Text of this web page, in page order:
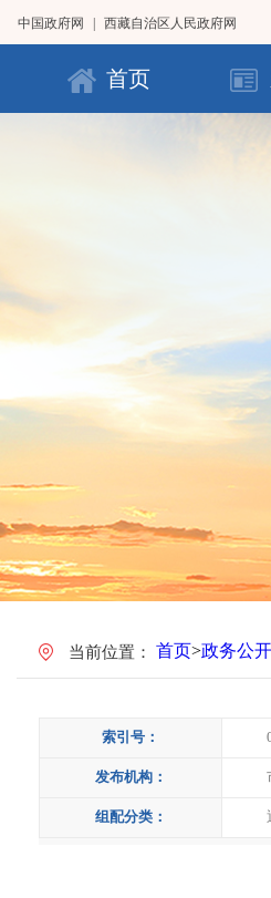
中国政府网 西藏自治区人民政府网
首页
当前位置： 首页>政务公开
索引号：
发布机构：
组配分类：